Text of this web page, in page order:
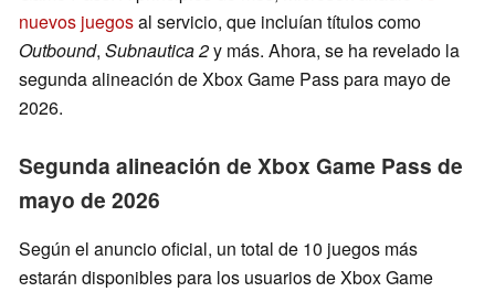
nuevos juegosal servicio, que incluían títulos como
Outbound, Subnautica 2y más. Ahora, se ha revelado la
segunda alineación de Xbox Game Pass para mayo de
2026.
Segunda alineación de Xbox Game Pass de
mayo de 2026
Según el anuncio oficial, un total de 10 juegos más
estarán disponibles para los usuarios de Xbox Game